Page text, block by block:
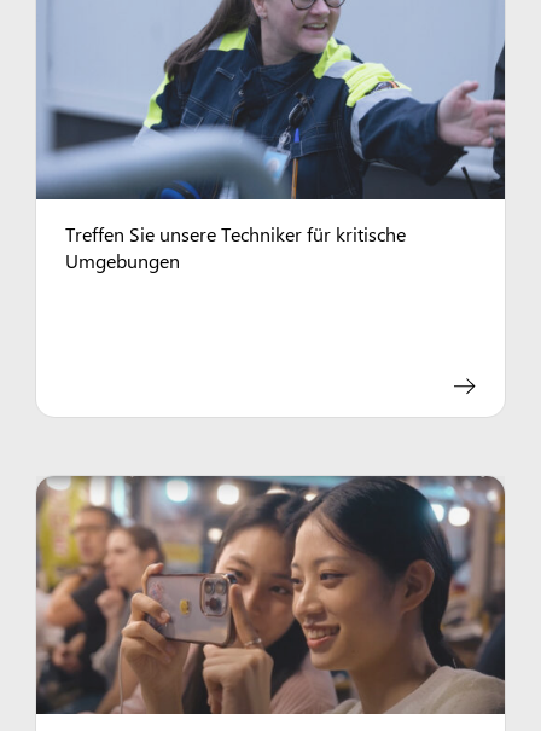
Treffen Sie unsere Techniker für kritische
Umgebungen